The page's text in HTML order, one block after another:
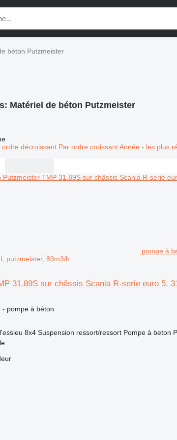
béton Putzmeister
Matériel de béton Putzmeister
ordre décroissant Par ordre croissant Année - les plus
pompe à
putzmeister, 89m3/h
31.89S sur châssis Scania R-serie euro 5,
- pompe à béton
8x4 Suspension ressort/ressort Pompe à beton